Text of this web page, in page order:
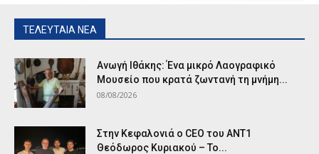
ΤΕΛΕΥΤΑΙΑ ΝΕΑ
Ανωγή Ιθάκης: Ένα μικρό Λαογραφικό
Μουσείο που κρατά ζωντανή τη μνήμη...
08/08/2026
Στην Κεφαλονιά ο CEO του ANT1
Θεόδωρος Κυριακού – Το...